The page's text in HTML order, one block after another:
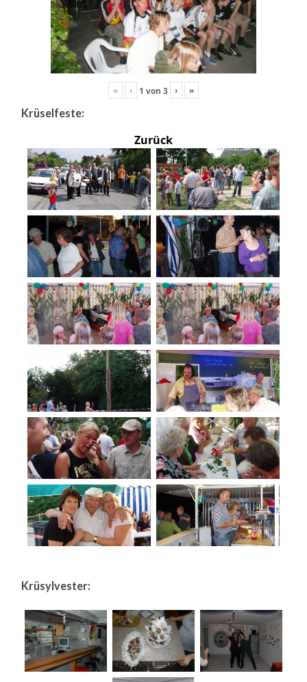
« ‹ 1 von 3 › »
Krüselfeste:
Zurück
Krüsylvester: